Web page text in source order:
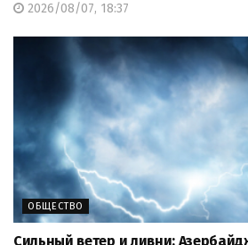
2026/08/07, 18:37
ОБЩЕСТВО
Сильный ветер и ливни: